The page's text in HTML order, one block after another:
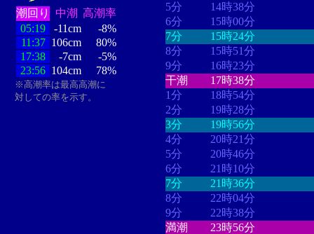
潮回り 中潮 高潮率
05:19
-11cm
-8%
11:37 106cm
80%
17:38
-7cm
-5%
23:56 104cm 78%
※高潮率は最高高潮に
対しての率を示す。
5分
14時38分
6分
15時00分
7分
15時24分
8分
15時51分
9分
16時23分
干潮
17時38分
1分
18時54分
2分
19時28分
3分
19時56分
4分
20時21分
5分
20時46分
6分
21時10分
7分
21時36分
8分
22時04分
9分
22時38分
満潮
23時56分